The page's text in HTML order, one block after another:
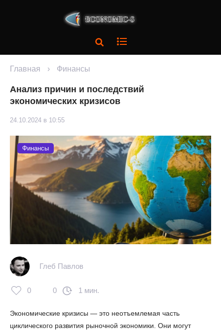
Главная › Финансы
Анализ причин и последствий
экономических кризисов
24.10.2024 в 10:55
Финансы
Глеб Павлов
0 0 1 мин.
Экономические кризисы — это неотъемлемая часть
циклического развития рыночной экономики. Они могут